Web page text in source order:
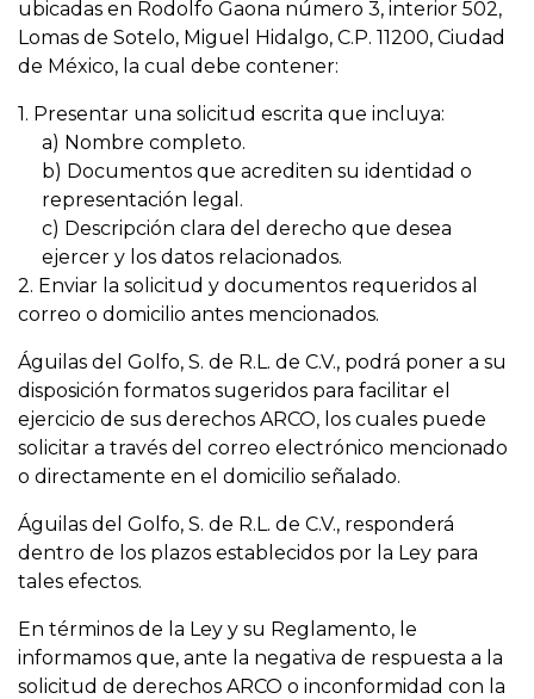
ubicadas en Rodolfo Gaona número 3, interior 502,
Lomas de Sotelo, Miguel Hidalgo, C.P. 11200, Ciudad
de México, la cual debe contener:
1. Presentar una solicitud escrita que incluya:
a) Nombre completo.
b) Documentos que acrediten su identidad o
representación legal.
c) Descripción clara del derecho que desea
ejercer y los datos relacionados.
2. Enviar la solicitud y documentos requeridos al
correo o domicilio antes mencionados.
Águilas del Golfo, S. de R.L. de C.V., podrá poner a su
disposición formatos sugeridos para facilitar el
ejercicio de sus derechos ARCO, los cuales puede
solicitar a través del correo electrónico mencionado
o directamente en el domicilio señalado.
Águilas del Golfo, S. de R.L. de C.V., responderá
dentro de los plazos establecidos por la Ley para
tales efectos.
En términos de la Ley y su Reglamento, le
informamos que, ante la negativa de respuesta a la
solicitud de derechos ARCO o inconformidad con la